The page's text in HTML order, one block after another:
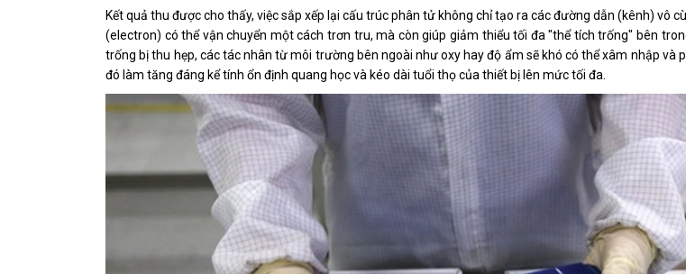
Kết quả thu được cho thấy, việc sắp xếp lại cấu trúc phân tử không chỉ tạo ra các đường dẫn (kênh) vô
(electron) có thể vận chuyển một cách trơn tru, mà còn giúp giảm thiểu tối đa "thể tích trống" bên
trống bị thu hẹp, các tác nhân từ môi trường bên ngoài như oxy hay độ ẩm sẽ khó có thể xâm nhập và
đó làm tăng đáng kể tính ổn định quang học và kéo dài tuổi thọ của thiết bị lên mức tối đa.